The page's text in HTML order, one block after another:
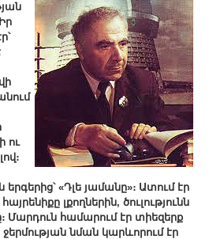
ու
«Դլե յամանը»։ Ատում էր
լքողներին, ծուլությունն
Մարդուն համարում էր տիեզերք
նման կարևորում էր